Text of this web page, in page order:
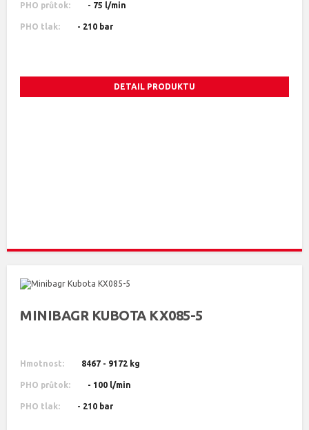
PHO průtok: - 75 l/min
PHO tlak: - 210 bar
DETAIL PRODUKTU
MINIBAGR KUBOTA KX085-5
Hmotnost: 8467 - 9172 kg
PHO průtok: - 100 l/min
PHO tlak: - 210 bar